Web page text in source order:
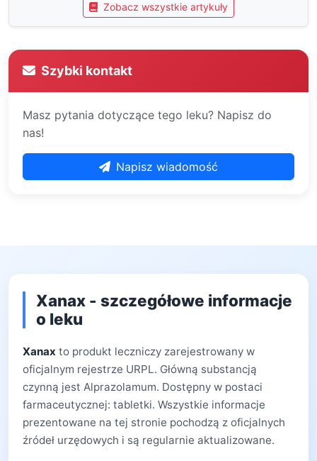
Zobacz wszystkie artykuły
Szybki kontakt
Masz pytania dotyczące tego leku? Napisz do
nas!
Napisz wiadomość
Xanax - szczegółowe informacje
o leku
Xanax to produkt leczniczy zarejestrowany w
oficjalnym rejestrze URPL. Główną substancją
czynną jest Alprazolamum. Dostępny w postaci
farmaceutycznej: tabletki. Wszystkie informacje
prezentowane na tej stronie pochodzą z oficjalnych
źródeł urzędowych i są regularnie aktualizowane.